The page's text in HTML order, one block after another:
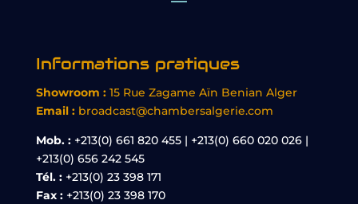
Informations pratiques
Showroom : 15 Rue Zagame Aïn Benian Alger
Email : broadcast@chambersalgerie.com
Mob. :+213(0) 661 820 455 | +213(0) 660 020 026 |
+213(0) 656 242 545
Tél. : +213(0) 23 398 171
Fax : +213(0) 23 398 170